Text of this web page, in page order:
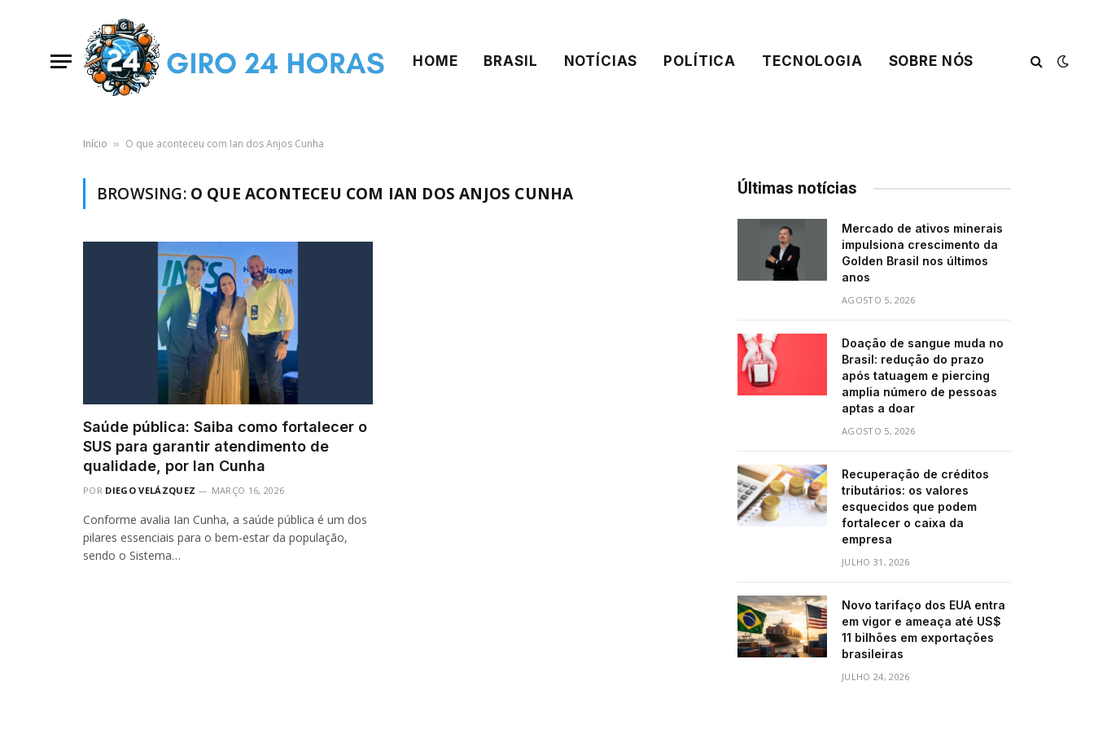
HOME BRASIL NOTÍCIAS POLÍTICA TECNOLOGIA SOBRE NÓS
Início » O que aconteceu com Ian dos Anjos Cunha
BROWSING: O QUE ACONTECEU COM IAN DOS ANJOS CUNHA
Saúde pública: Saiba como fortalecer o
SUS para garantir atendimento de
qualidade, por Ian Cunha
POR DIEGO VELÁZQUEZ MARÇO 16, 2026
Conforme avalia Ian Cunha, a saúde pública é um dos
pilares essenciais para o bem-estar da população,
sendo o Sistema…
Últimas notícias
Mercado de ativos minerais
impulsiona crescimento da
Golden Brasil nos últimos
anos
AGOSTO 5, 2026
Doação de sangue muda no
Brasil: redução do prazo
após tatuagem e piercing
amplia número de pessoas
aptas a doar
AGOSTO 5, 2026
Recuperação de créditos
tributários: os valores
esquecidos que podem
fortalecer o caixa da
empresa
JULHO 31, 2026
Novo tarifaço dos EUA entra
em vigor e ameaça até US$
11 bilhões em exportações
brasileiras
JULHO 24, 2026